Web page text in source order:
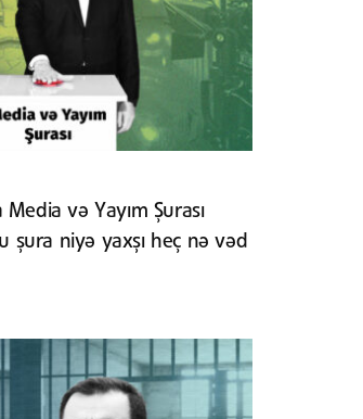
və Yayım Şurası
şura niyə yaxşı heç nə vəd